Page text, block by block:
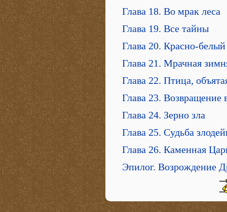
Глава 18. Во мрак леса
Глава 19. Все тайны
Глава 20. Красно-белый
Глава 21. Мрачная
Глава 22. Птица,
Глава 23.
Глава 24. Зерно зла
Глава 25. Судьба
Глава 26. Каменная
Эпилог. Возрождение